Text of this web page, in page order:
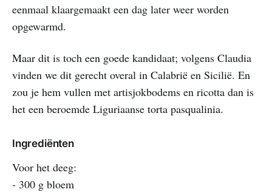
eenmaal klaargemaakt een dag later weer worden
opgewarmd.
Maar dit is toch een goede kandidaat; volgens Claudia
vinden we dit gerecht overal in Calabrië en Sicilië. En
zou je hem vullen met artisjokbodems en ricotta dan is
het een beroemde Liguriaanse torta pasqualinia.
Ingrediënten
Voor het deeg:
- 300 g bloem